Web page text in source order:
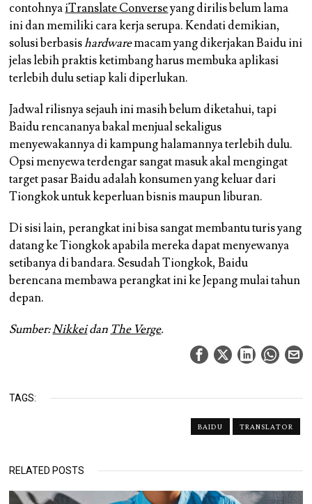
contohnyaiTranslate Converseyang dirilis belum lama
ini dan memiliki cara kerja serupa. Kendati demikian,
solusi berbasishardwaremacam yang dikerjakan Baidu ini
jelas lebih praktis ketimbang harus membuka aplikasi
terlebih dulu setiap kali diperlukan.
Jadwal rilisnya sejauh ini masih belum diketahui, tapi
Baidu rencananya bakal menjual sekaligus
menyewakannya di kampung halamannya terlebih dulu.
Opsi menyewa terdengar sangat masuk akal mengingat
target pasar Baidu adalah konsumen yang keluar dari
Tiongkok untuk keperluan bisnis maupun liburan.
Di sisi lain, perangkat ini bisa sangat membantu turis yang
datang ke Tiongkok apabila mereka dapat menyewanya
setibanya di bandara. Sesudah Tiongkok, Baidu
berencana membawa perangkat ini ke Jepang mulai tahun
depan.
Sumber:Nikkeidan The Verge.
TAGS:
BAIDU TRANSLATOR
RELATED POSTS